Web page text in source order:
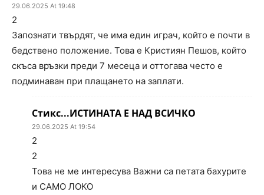
29.06.2025 At 19:48
2
Запознати твърдят, че има един играч, който е почти в
бедствено положение. Това е Кристиян Пешов, който
скъса връзки преди 7 месеца и оттогава често е
подминаван при плащането на заплати.
Стикс...ИСТИНАТА Е НАД ВСИЧКО
29.06.2025 At 19:54
2
2
Това не ме интересува Важни са петата бахурите
и САМО ЛОКО